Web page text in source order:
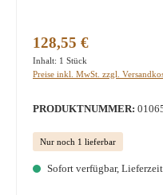
Regulärer Preis:
128,55 €
Inhalt: 1 Stück
Preise inkl. MwSt. zzgl.
PRODUKTNUMMER:
Nur noch 1 lieferbar
Sofort verfügbar,